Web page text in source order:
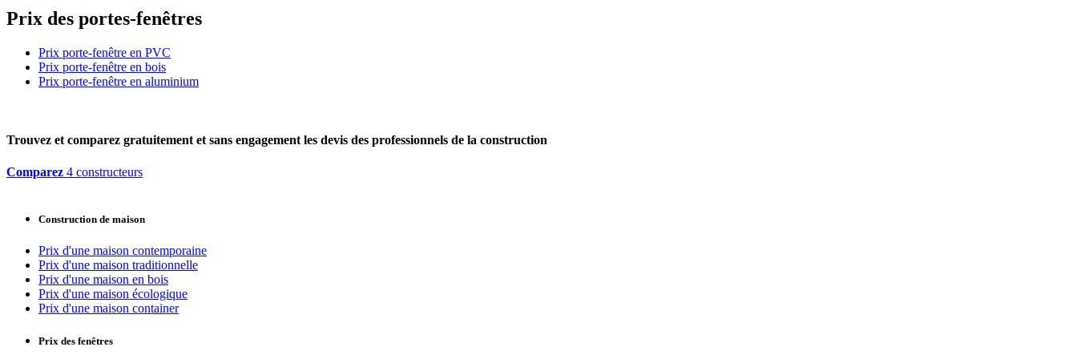
Prix des portes-fenêtres
Prix porte-fenêtre en PVC
Prix porte-fenêtre en bois
Prix porte-fenêtre en aluminium
Trouvez et comparez gratuitement et sans engagement les devis des professionnels de la construction
Comparez 4 constructeurs
Construction de maison
Prix d'une maison contemporaine
Prix d'une maison traditionnelle
Prix d'une maison en bois
Prix d'une maison écologique
Prix d'une maison container
Prix des fenêtres